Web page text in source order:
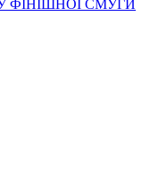
ФІНІШНОЇ СМУГИ